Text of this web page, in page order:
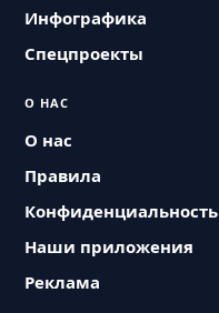
Инфографика
Спецпроекты
О НАС
О нас
Правила
Конфиденциальность
Наши приложения
Реклама